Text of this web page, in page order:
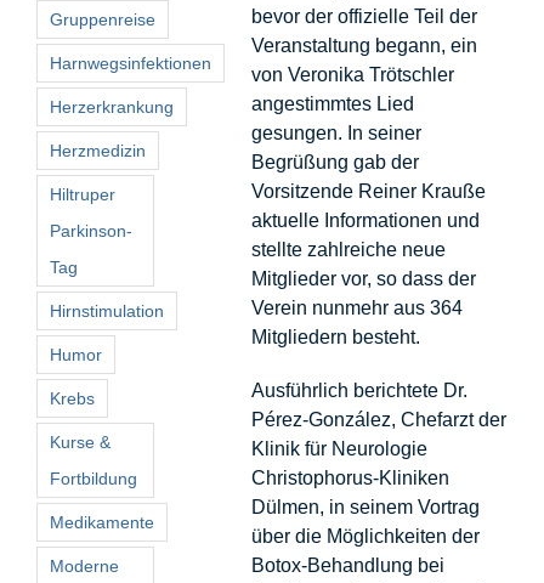
bevor der offizielle Teil der
Veranstaltung begann, ein
von Veronika Trötschler
angestimmtes Lied
gesungen. In seiner
Begrüßung gab der
Vorsitzende Reiner Krauße
aktuelle Informationen und
stellte zahlreiche neue
Mitglieder vor, so dass der
Verein nunmehr aus 364
Mitgliedern besteht.
Ausführlich berichtete Dr.
Pérez-González, Chefarzt der
Klinik für Neurologie
Christophorus-Kliniken
Dülmen, in seinem Vortrag
über die Möglichkeiten der
Botox-Behandlung bei
Gruppenreise
Harnwegsinfektionen
Herzerkrankung
Herzmedizin
Hiltruper
Parkinson-
Tag
Hirnstimulation
Humor
Krebs
Kurse &
Fortbildung
Medikamente
Moderne